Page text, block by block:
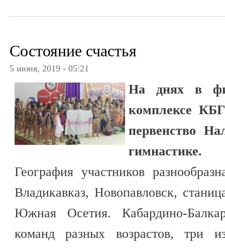
Состояние счастья
5 июня, 2019 - 05:21
На днях в
комплексе
первенство
гимнастике.
География участников
Владикавказ, Новопавловск,
Южная Осетия. Кабардино-
команд разных возрастов,